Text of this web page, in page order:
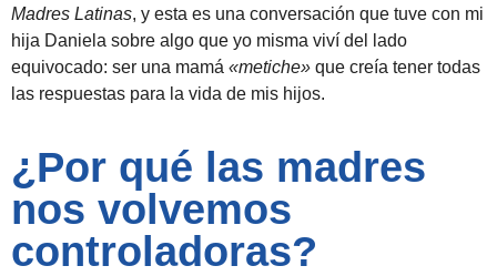
Madres Latinas, y esta es una conversación que tuve con mi
hija Daniela sobre algo que yo misma viví del lado
equivocado: ser una mamá «metiche» que creía tener todas
las respuestas para la vida de mis hijos.
¿Por qué las madres
nos volvemos
controladoras?